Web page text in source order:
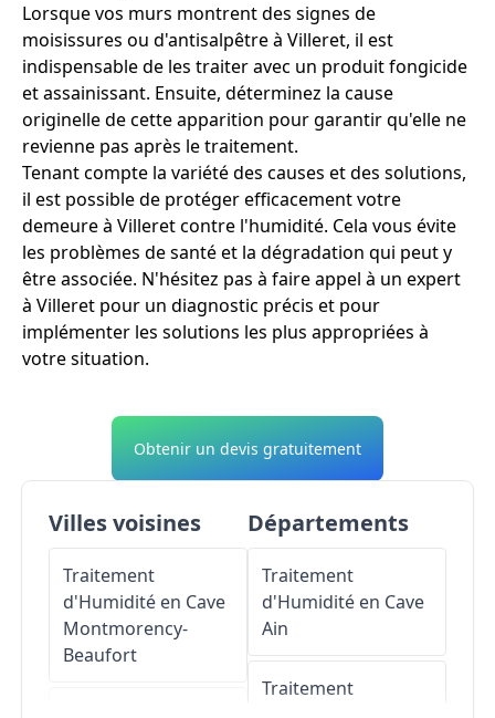
Lorsque vos murs montrent des signes de
moisissures ou d'antisalpêtre à Villeret, il est
indispensable de les traiter avec un produit fongicide
et assainissant. Ensuite, déterminez la cause
originelle de cette apparition pour garantir qu'elle ne
revienne pas après le traitement.
Tenant compte la variété des causes et des solutions,
il est possible de protéger efficacement votre
demeure à Villeret contre l'humidité. Cela vous évite
les problèmes de santé et la dégradation qui peut y
être associée. N'hésitez pas à faire appel à un expert
à Villeret pour un diagnostic précis et pour
implémenter les solutions les plus appropriées à
votre situation.
Obtenir un devis gratuitement
Villes voisines
Traitement
d'Humidité en Cave
Montmorency-
Beaufort
Départements
Traitement
d'Humidité en Cave
Ain
Traitement